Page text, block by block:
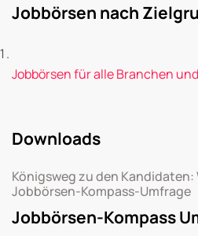
Jobbörsen nach
Jobbörsen für alle Branchen
Downloads
Königsweg zu den
Jobbörsen-Kompass-Umfrage
Jobbörsen-Kompass